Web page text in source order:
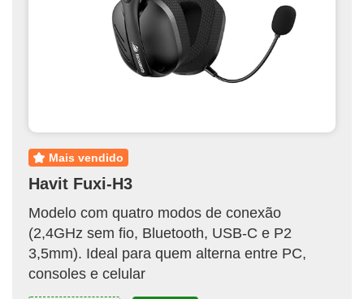
mais vendido
Havit Fuxi-H3
Modelo com quatro modos de conexão
(2,4GHz sem fio, Bluetooth, USB-C e P2
3,5mm). Ideal para quem alterna entre PC,
consoles e celular